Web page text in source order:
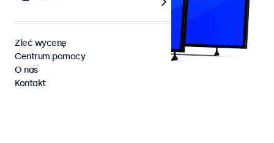
Zleć wycenę
Centrum pomocy
O nas
Kontakt